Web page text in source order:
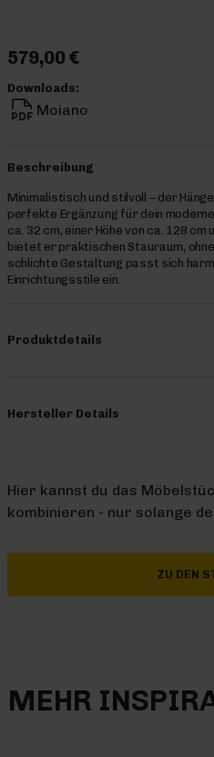
579,00 €
Downloads:
Moiano
Beschreibung
Minimalistisch und stilvoll – der
perfekte Ergänzung für dein
ca. 32 cm, einer Höhe von ca. 128 cm
bietet er praktischen Stauraum,
schlichte Gestaltung passt sich
Einrichtungsstile ein.
Produktdetails
Hersteller Details
Hier kannst du das
kombinieren - nur solange
ZU DEN
MEHR